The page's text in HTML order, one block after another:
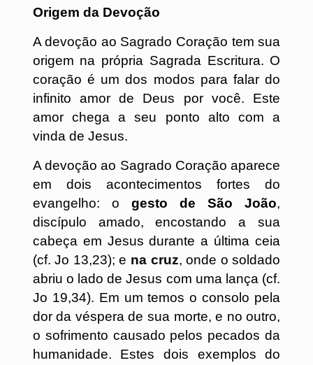
Origem da Devoção
A devoção ao Sagrado Coração tem sua
origem na própria Sagrada Escritura. O
coração é um dos modos para falar do
infinito amor de Deus por você. Este
amor chega a seu ponto alto com a
vinda de Jesus.
A devoção ao Sagrado Coração aparece
em dois acontecimentos fortes do
evangelho: o gesto de São João,
discípulo amado, encostando a sua
cabeça em Jesus durante a última ceia
(cf. Jo 13,23); e na cruz, onde o soldado
abriu o lado de Jesus com uma lança (cf.
Jo 19,34). Em um temos o consolo pela
dor da véspera de sua morte, e no outro,
o sofrimento causado pelos pecados da
humanidade. Estes dois exemplos do